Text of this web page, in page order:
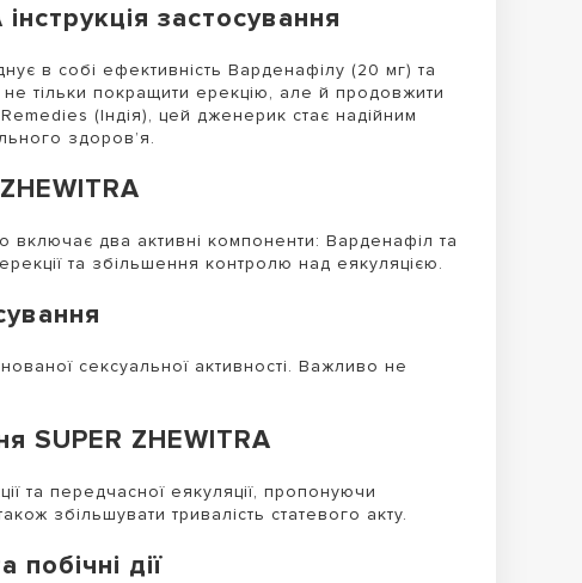
застосування
в собі ефективність Варденафілу (20 мг) та
тільки покращити ерекцію, але й продовжити
(Індія), цей дженерик стає надійним
здоров’я.
включає два активні компоненти: Варденафіл та
та збільшення контролю над еякуляцією.
сексуальної активності. Важливо не
SUPER ZHEWITRA
та передчасної еякуляції, пропонуючи
збільшувати тривалість статевого акту.
дії